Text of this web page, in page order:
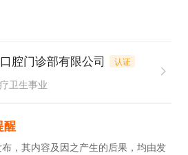
腔门诊部有限公司 认证
卫生事业
醒
，其内容及因之产生的后果，均由发